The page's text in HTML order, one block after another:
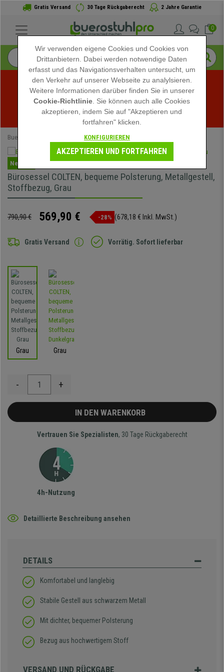
Gratis Versand 30 Tage Rückgaberecht 2 Jahre Garantie
0
Sommerschlussverkauf bei buerostuhlpro! Exklusive
Rabatte für kurze Zeit - Aktion ansehen -
Buerostuhlpro Besucherstühle
Neuheit
Bürosessel COLTEN, bequeme Polsterung, Metallgestell,
Stoffbezug, Grau
790,90 € 569,90 € -28% (678,18 € Inkl. MwSt.)
Gratis Versand Vorrätig. Sofort lieferbar
Grau Grau
- +
IN DEN WARENKORB
Vertrauen Sie Spezialisten, 30 Tage Rückgaberecht
4h-Nutzung
Detaillierte Beschreibung ansehen
DETAILS
Komfortabel und langlebig
Stabile Gestell aus schwarzem Metall
Mit dichter, bequemer Polsterung
Bezug aus hochwertigem Stoff
VERSAND UND RÜCKGABE
Wir verwenden eigene Cookies und Cookies von
Drittanbietern. Dabei werden notwendige Daten
erfasst und das Navigationsverhalten untersucht, um
den Verkehr auf unserer Webseite zu analylsieren.
Weitere Informationen darüber finden Sie in unserer
Cookie-Richtlinie . Sie können auch alle Cookies
akzeptieren, indem Sie auf "Akzeptieren und
fortfahren" klicken.
KONFIGURIEREN
AKZEPTIEREN UND FORTFAHREN